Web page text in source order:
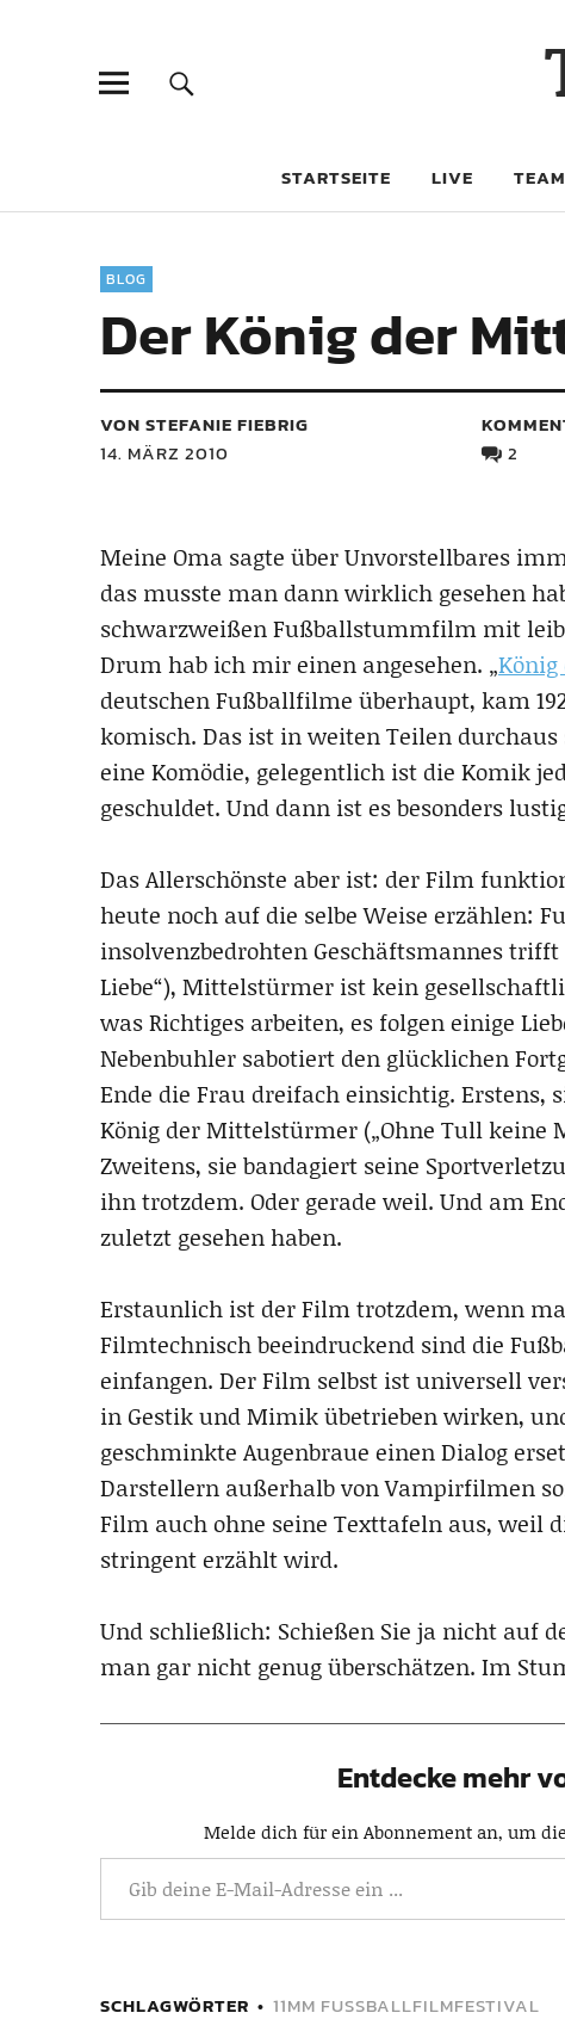
STARTSEITE LIVE TEAM
BLOG
Der König der
VON STEFANIE FIEBRIG
14. MÄRZ 2010
2
Meine Oma sagte über Unvorstellbares
das musste man dann wirklich gesehen
schwarzweißen Fußballstummfilm mit
Drum hab ich mir einen angesehen. „
deutschen Fußballfilme überhaupt, kam
komisch. Das ist in weiten Teilen
eine Komödie, gelegentlich ist die Komik
geschuldet. Und dann ist es besonders
Das Allerschönste aber ist: der Film
heute noch auf die selbe Weise erzählen:
insolvenzbedrohten Geschäftsmannes
Liebe“), Mittelstürmer ist kein
was Richtiges arbeiten, es folgen einige
Nebenbuhler sabotiert den glücklichen
Ende die Frau dreifach einsichtig.
König der Mittelstürmer („Ohne Tull keine
Zweitens, sie bandagiert seine
ihn trotzdem. Oder gerade weil. Und am
zuletzt gesehen haben.
Erstaunlich ist der Film trotzdem, wenn
Filmtechnisch beeindruckend sind die
einfangen. Der Film selbst ist universell
in Gestik und Mimik übetrieben wirken,
geschminkte Augenbraue einen Dialog
Darstellern außerhalb von Vampirfilmen
Film auch ohne seine Texttafeln aus, weil
stringent erzählt wird.
Und schließlich: Schießen Sie ja nicht auf
man gar nicht genug überschätzen. Im
Entdecke mehr
Melde dich für ein Abonnement an, um
SCHLAGWÖRTER 11MM FUSSBALLFILMFESTIVAL